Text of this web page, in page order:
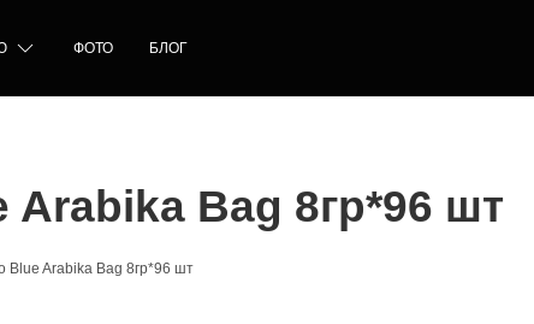
ФОТО БЛОГ
Bag 8гр*96 шт
Blue Arabika Bag 8гр*96 шт